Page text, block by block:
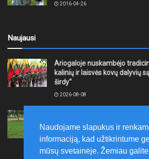
2016-04-26
Naujausi
Ariogaloje nuskambėjo
kalinių ir laisvės kovų dalyvių
širdy“
2026-08-08
laikytis Kelių eismo taisyklių,
2026-08-08
Naudojame slapukus ir
informaciją, kad užtikrintume
mūsų svetainėje. Žemiau